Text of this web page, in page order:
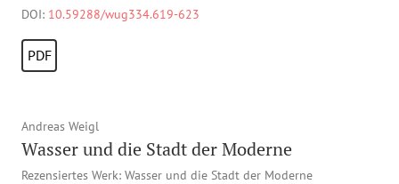
DOI: 10.59288/wug334.619-623
PDF
Andreas Weigl
Wasser und die Stadt der Moderne
Rezensiertes Werk: Wasser und die Stadt der Moderne